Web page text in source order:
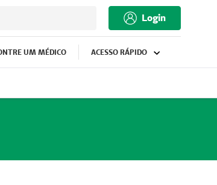
Login
UM MÉDICO ACESSO RÁPIDO